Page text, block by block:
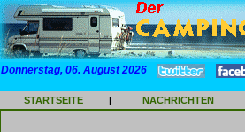
Donnerstag, 06. August 2026
STARTSEITE | NACHRICHTEN